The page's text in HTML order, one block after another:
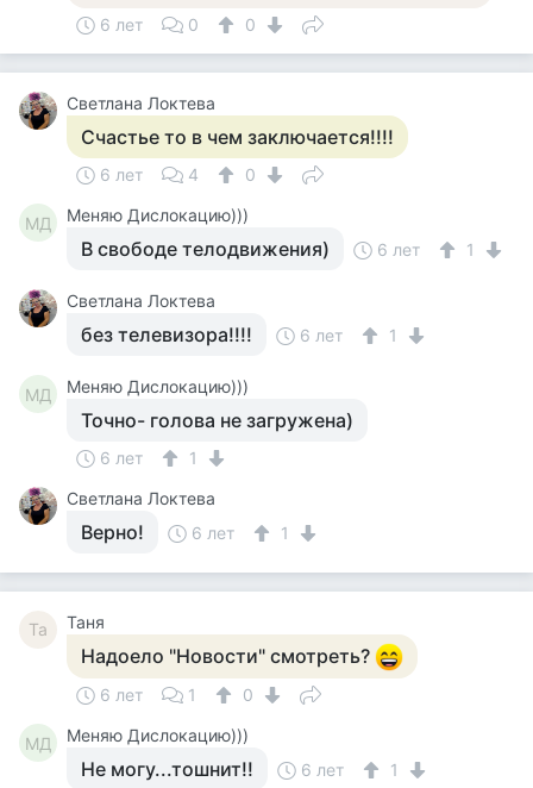
6 лет 0 0
Светлана Локтева
Счастье то в чем заключается!!!!
6 лет 4 0
МД Меняю Дислокацию)))
В свободе телодвижения) 6 лет 1
Светлана Локтева
без телевизора!!!! 6 лет 1
МД Меняю Дислокацию)))
Точно- голова не загружена)
6 лет
1
Светлана Локтева
Верно! 6 лет 1
Та Таня
Надоело "Новости" смотреть?
6 лет 1 0
МД Меняю Дислокацию)))
Не могу...тошнит!! 6 лет 1